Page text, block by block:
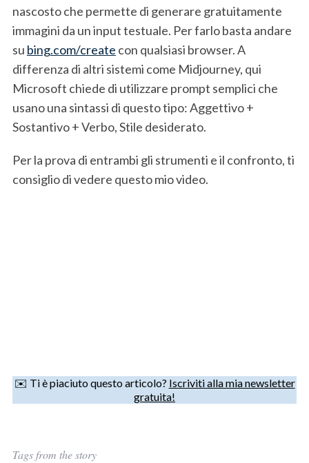
nascosto che permette di generare gratuitamente
immagini da un input testuale. Per farlo basta andare
su bing.com/create con qualsiasi browser. A
differenza di altri sistemi come Midjourney, qui
Microsoft chiede di utilizzare prompt semplici che
usano una sintassi di questo tipo: Aggettivo +
Sostantivo + Verbo, Stile desiderato.
Per la prova di entrambi gli strumenti e il confronto, ti
consiglio di vedere questo mio video.
✉️ Ti è piaciuto questo articolo? Iscriviti alla mia newsletter
gratuita!
Tags from the story
o
r
: